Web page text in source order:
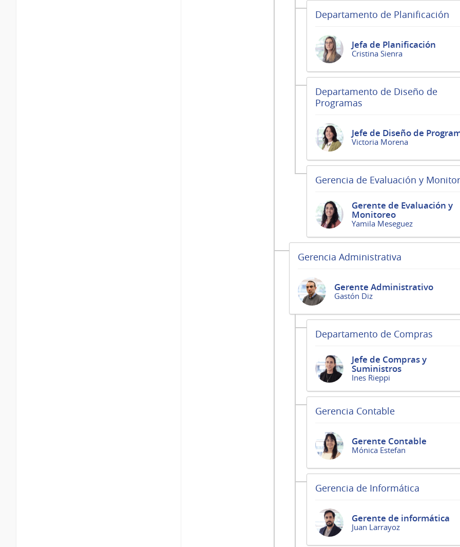
Departamento de Planificación
Jefa de Planificación
Cristina Sienra
Departamento de Diseño de
Programas
Jefe de Diseño de
Victoria Morena
Gerencia de Evaluación y
Gerente de Evaluación y
Monitoreo
Yamila Meseguez
Gerencia Administrativa
Gerente Administrativo
Gastón Diz
Departamento de Compras
Jefe de Compras y
Suministros
Ines Rieppi
Gerencia Contable
Gerente Contable
Mónica Estefan
Gerencia de Informática
Gerente de informática
Juan Larrayoz